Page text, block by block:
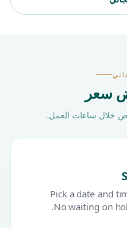
سعر
خلال ساعات العمل.
Pick a date and
No waiting on